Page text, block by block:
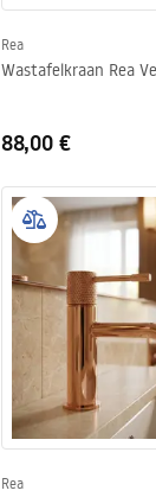
Rea
Wastafelkraan Rea
88,00 €
Rea